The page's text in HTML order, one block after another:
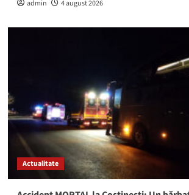
admin 4 august 2026
Actualitate